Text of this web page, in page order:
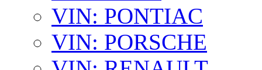
VIN: PONTIAC
VIN: PORSCHE